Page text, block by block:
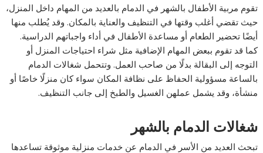
تقوم مربية الأطفال بالشهر في الدمام بالعديد من المهام داخل المنزل،
حيث تقضي أغلب وقتها في التنظيف والعناية بالمكان. وقد يُطلب منها
أيضًا تحضير الطعام أو مساعدة الأطفال في أداء واجباتهم الدراسية.
كما قد تقوم ببعض المهام الإضافية مثل شراء احتياجات المنزل أو
التوجه إلى البقالة بدلًا من صاحب العمل. وتتحمل شغالات الدمام
بالساعة مسؤولية الحفاظ على نظافة المكان سواء كان منزلًا خاصًا أو
منشأة، وقد يشمل عملهن الغسيل والطبخ إلى جانب التنظيف.
شغالات الدمام بالشهر
تبحث العديد من الأسر في الدمام عن خدمات منزلية موثوقة تساعدها